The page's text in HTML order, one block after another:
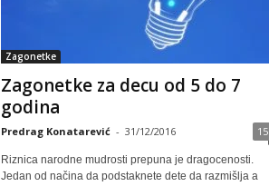
Zagonetke
Zagonetke za decu od 5 do 7
godina
Predrag Konatarević - 31/12/2016 15
Riznica narodne mudrosti prepuna je dragocenosti.
Jedan od načina da podstaknete dete da razmišlja a